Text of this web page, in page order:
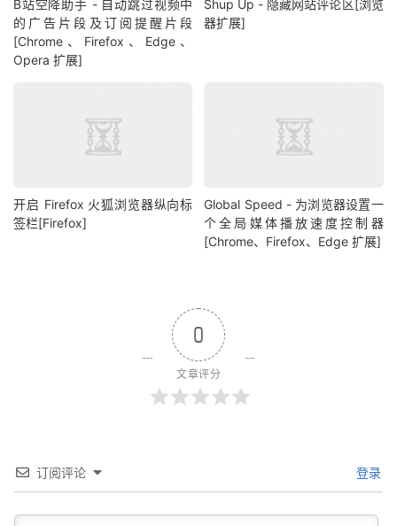
B站空降助手 - 自动跳过视频中
的广告片段及订阅提醒片段
[Chrome、Firefox、Edge、
Opera 扩展]
Shup Up - 隐藏网站评论区[浏览
器扩展]
开启 Firefox 火狐浏览器纵向标
签栏[Firefox]
Global Speed - 为浏览器设置一
个全局媒体播放速度控制器
[Chrome、Firefox、Edge 扩展]
0
文章评分
订阅评论 登录